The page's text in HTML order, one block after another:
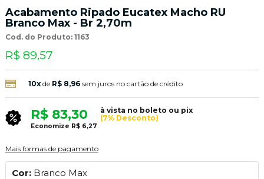
Acabamento Ripado Eucatex Macho RU
Branco Max - Br 2,70m
Cod. do Produto: 1163
R$ 89,57
10xde R$ 8,96 sem juros no cartão de crédito
R$ 83,30
à vista no boleto ou pix
(7% Desconto)
Economize R$ 6,27
Mais formas de pagamento
Cor: Branco Max